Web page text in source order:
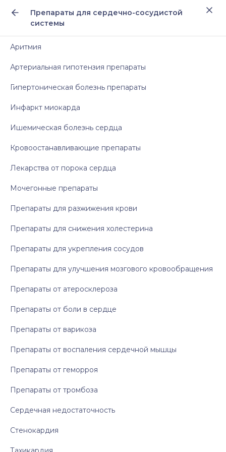
Препараты для сердечно-сосудистой
системы
Аритмия
Артериальная гипотензия препараты
Гипертоническая болезнь препараты
Инфаркт миокарда
Ишемическая болезнь сердца
Кровоостанавливающие препараты
Лекарства от порока сердца
Мочегонные препараты
Препараты для разжижения крови
Препараты для снижения холестерина
Препараты для укрепления сосудов
Препараты для улучшения мозгового кровообращения
Препараты от атеросклероза
Препараты от боли в сердце
Препараты от варикоза
Препараты от воспаления сердечной мышцы
Препараты от геморроя
Препараты от тромбоза
Сердечная недостаточность
Стенокардия